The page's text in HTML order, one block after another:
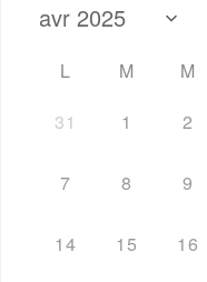
L M M
31
1 2
7 8 9
14 15 16